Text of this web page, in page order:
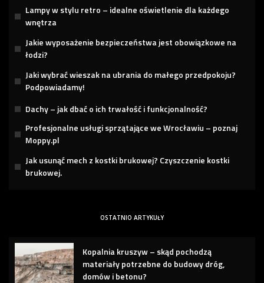
Lampy w stylu retro – idealne oświetlenie dla każdego
wnętrza
Jakie wyposażenie bezpieczeństwa jest obowiązkowe na
łodzi?
Jaki wybrać wieszak na ubrania do małego przedpokoju?
Podpowiadamy!
Dachy – jak dbać o ich trwałość i funkcjonalność?
Profesjonalne usługi sprzątające we Wrocławiu – poznaj
Moppy.pl
Jak usunąć mech z kostki brukowej? Czyszczenie kostki
brukowej.
OSTATNIO ARTYKUŁY
Kopalnia kruszyw – skąd pochodzą
materiały potrzebne do budowy dróg,
domów i betonu?